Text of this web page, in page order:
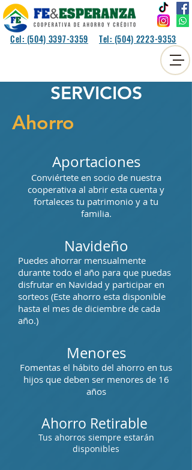
Tel: (504) 2223-9353
Cel: (504) 3397-3359
NOSOTROS
Somos una cooperativa de ahorro y crédito,
con atención personalizada, contribuyendo
al crecimiento económico, fomentando los
principios y valores cooperativos.
SERVICIOS
Ahorro
Aportaciones
Conviértete en socio de nuestra
cooperativa al abrir esta cuenta y
fortaleces tu patrimonio y a tu
familia.
Navideño
Puedes ahorrar mensualmente
durante todo el año para que puedas
disfrutar en Navidad y participar en
sorteos (Este ahorro esta disponible
hasta el mes de diciembre de cada
año.)
Menores
Fomentas el hábito del ahorro en tus
hijos que deben ser menores de 16
años
Ahorro Retirable
Tus ahorros siempre estarán
disponibles